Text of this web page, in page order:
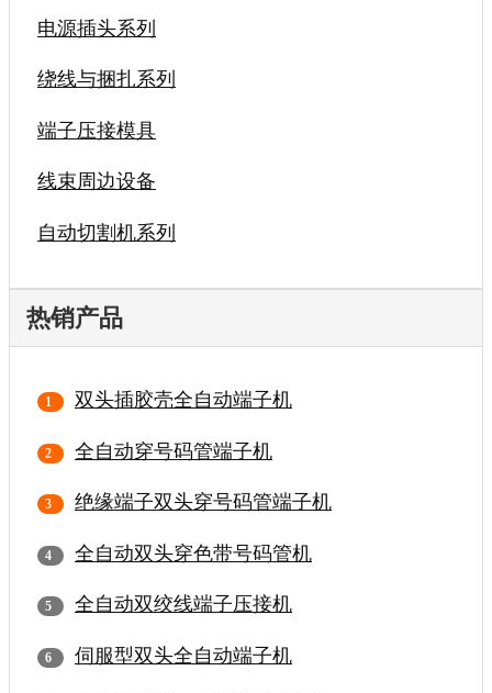
电源插头系列
绕线与捆扎系列
端子压接模具
线束周边设备
自动切割机系列
热销产品
双头插胶壳全自动端子机
全自动穿号码管端子机
绝缘端子双头穿号码管端子机
全自动双头穿色带号码管机
全自动双绞线端子压接机
伺服型双头全自动端子机